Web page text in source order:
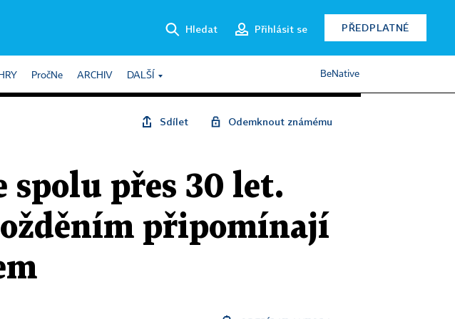
Hledat Přihlásit se PŘEDPLATNÉ
HRY PročNe ARCHIV DALŠÍ BeNative
Sdílet Odemknout známému
spolu přes 30 let.
připomínají